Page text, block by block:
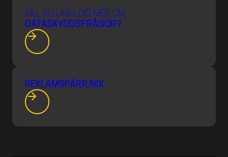
VILL DU LÄRA DIG MER OM
DATASKYDDSFRÅGOR?
REKLAMSPÄRR/NIX